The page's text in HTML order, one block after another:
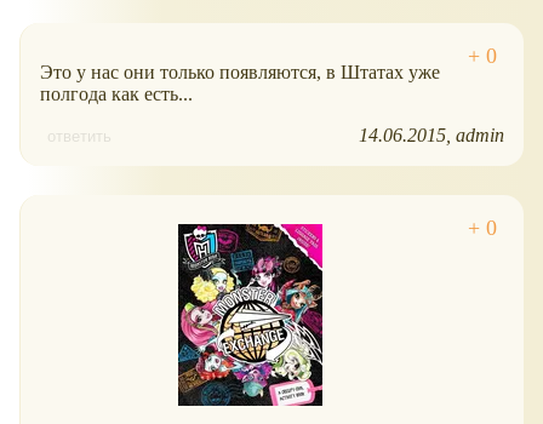
Это у нас они только появляются, в Штатах уже
полгода как есть...
ответить 14.06.2015 admin